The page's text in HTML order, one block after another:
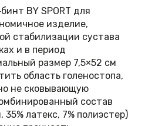
BY SPORT для
изделие,
стабилизации сустава
и в период
размер 7,5×52 см
область голеностопа,
не сковывающую
состав
латекс, 7% полиэстер)